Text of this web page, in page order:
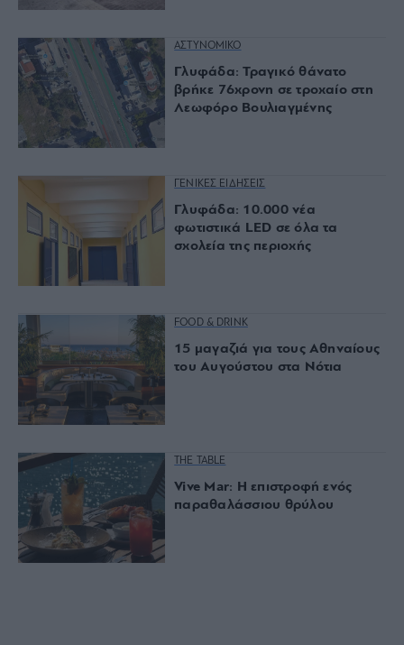
ΑΣΤΥΝΟΜΙΚΟ
Γλυφάδα: Τραγικό θάνατο
βρήκε 76χρονη σε τροχαίο στη
Λεωφόρο Βουλιαγμένης
ΓΕΝΙΚΕΣ ΕΙΔΗΣΕΙΣ
Γλυφάδα: 10.000 νέα
φωτιστικά LED σε όλα τα
σχολεία της περιοχής
FOOD & DRINK
15 μαγαζιά για τους Αθηναίους
του Αυγούστου στα Νότια
THE TABLE
Vive Mar: Η επιστροφή ενός
παραθαλάσσιου θρύλου